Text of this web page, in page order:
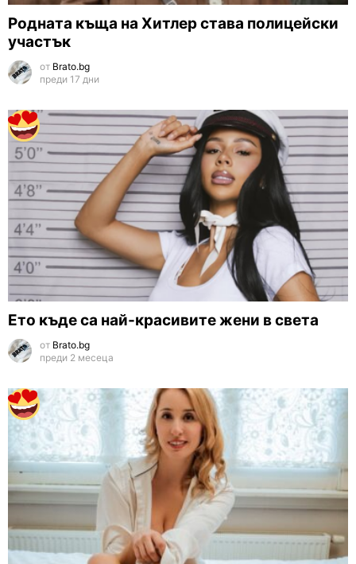
Родната къща на Хитлер става полицейски
участък
от Brato.bg
преди 17 дни
Eто къде са най-красивите жени в света
от Brato.bg
преди 2 месеца